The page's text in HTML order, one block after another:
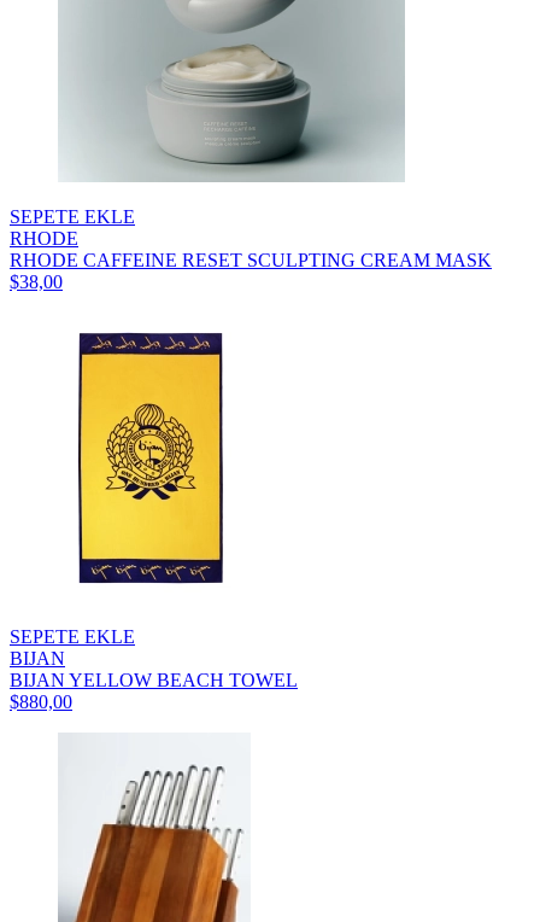
SEPETE EKLE
RHODE
RHODE CAFFEINE RESET SCULPTING CREAM MASK
$38,00
SEPETE EKLE
BIJAN
BIJAN YELLOW BEACH TOWEL
$880,00